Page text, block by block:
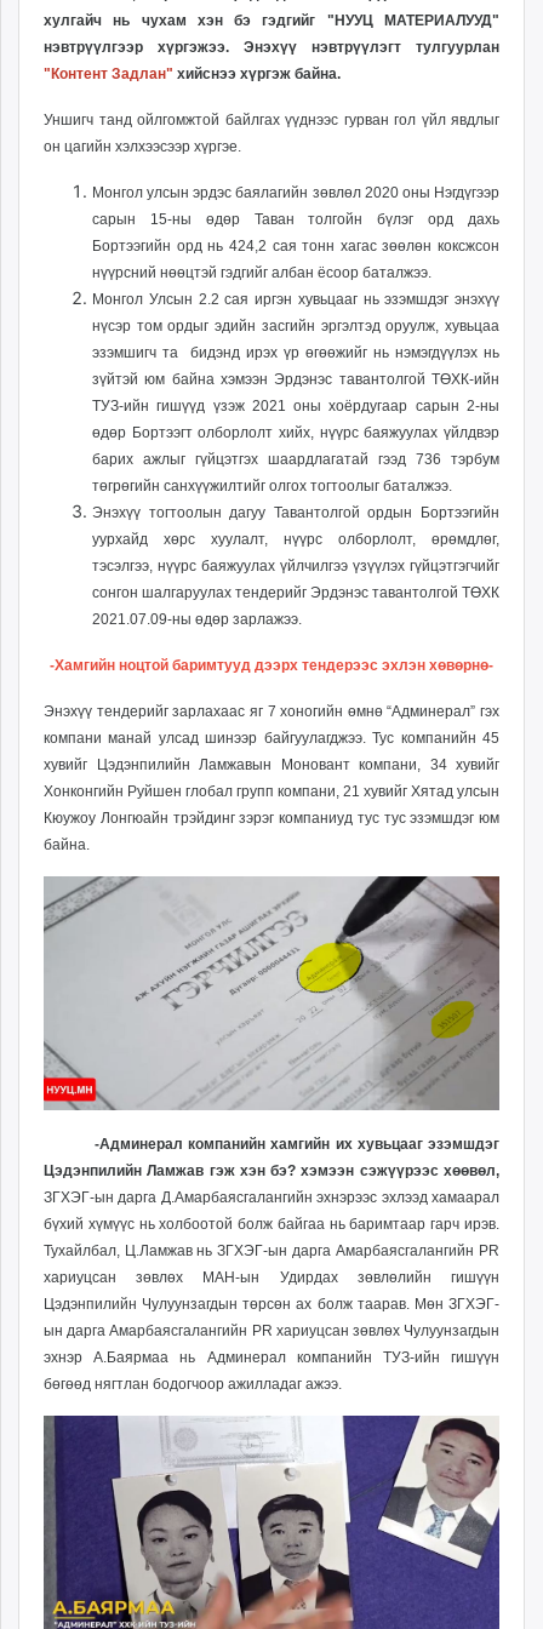
unuudur.mn
isee.mn
mglradio.com
fact.mn
itoim.mn
shuum.mn
mass.mn
unegui.mn
assa.mn
paparazzi.mn
хулгайч нь чухам хэн бэ гэдгийг "НУУЦ МАТЕРИАЛУУД"
нэвтрүүлгээр хүргэжээ. Энэхүү нэвтрүүлэгт тулгуурлан
"Контент Задлан" хийснээ хүргэж байна.
Уншигч танд ойлгомжтой байлгах үүднээс гурван гол үйл явдлыг
он цагийн хэлхээсээр хүргэе.
Монгол улсын эрдэс баялагийн зөвлөл 2020 оны Нэгдүгээр
сарын 15-ны өдөр Таван толгойн бүлэг орд дахь
Бортээгийн орд нь 424,2 сая тонн хагас зөөлөн коксжсон
нүүрсний нөөцтэй гэдгийг албан ёсоор баталжээ.
Монгол Улсын 2.2 сая иргэн хувьцааг нь эзэмшдэг энэхүү
нүсэр том ордыг эдийн засгийн эргэлтэд оруулж, хувьцаа
эзэмшигч та бидэнд ирэх үр өгөөжийг нь нэмэгдүүлэх нь
зүйтэй юм байна хэмээн Эрдэнэс тавантолгой ТӨХК-ийн
ТУЗ-ийн гишүүд үзэж 2021 оны хоёрдугаар сарын 2-ны
өдөр Бортээгт олборлолт хийх, нүүрс баяжуулах үйлдвэр
барих ажлыг гүйцэтгэх шаардлагатай гээд 736 тэрбум
төгрөгийн санхүүжилтийг олгох тогтоолыг баталжээ.
Энэхүү тогтоолын дагуу Тавантолгой ордын Бортээгийн
уурхайд хөрс хуулалт, нүүрс олборлолт, өрөмдлөг,
тэсэлгээ, нүүрс баяжуулах үйлчилгээ үзүүлэх гүйцэтгэгчийг
сонгон шалгаруулах тендерийг Эрдэнэс тавантолгой ТӨХК
2021.07.09-ны өдөр зарлажээ.
-Хамгийн ноцтой баримтууд дээрх тендерээс эхлэн хөвөрнө-
Энэхүү тендерийг зарлахаас яг 7 хоногийн өмнө “Админерал” гэх
компани манай улсад шинээр байгуулагджээ. Тус компанийн 45
хувийг Цэдэнпилийн Ламжавын Моновант компани, 34 хувийг
Хонконгийн Руйшен глобал групп компани, 21 хувийг Хятад улсын
Кюужоу Лонгюайн трэйдинг зэрэг компаниуд тус тус эзэмшдэг юм
байна.
-Админерал компанийн хамгийн их хувьцааг эзэмшдэг
Цэдэнпилийн Ламжав гэж хэн бэ? хэмээн сэжүүрээс хөөвөл,
ЗГХЭГ-ын дарга Д.Амарбаясгалангийн эхнэрээс эхлээд хамаарал
бүхий хүмүүс нь холбоотой болж байгаа нь баримтаар гарч ирэв.
Тухайлбал, Ц.Ламжав нь ЗГХЭГ-ын дарга Амарбаясгалангийн PR
хариуцсан зөвлөх МАН-ын Удирдах зөвлөлийн гишүүн
Цэдэнпилийн Чулуунзагдын төрсөн ах болж таарав. Мөн ЗГХЭГ-
ын дарга Амарбаясгалангийн PR хариуцсан зөвлөх Чулуунзагдын
эхнэр А.Баярмаа нь Админерал компанийн ТУЗ-ийн гишүүн
бөгөөд нягтлан бодогчоор ажилладаг ажээ.